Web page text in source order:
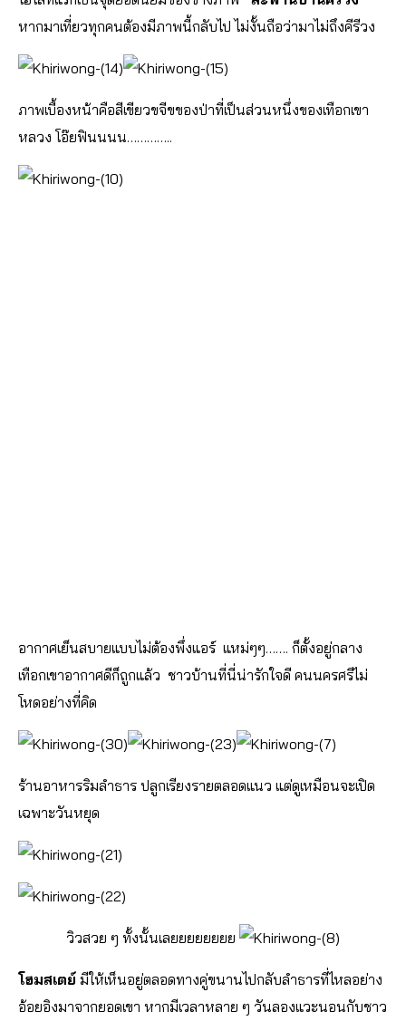
หากมาเที่ยวทุกคนต้องมีภาพนี้กลับไป ไม่งั้นถือว่ามาไม่ถึงคีรีวง
ภาพเบื้องหน้าคือสีเขียวขจีขของป่าที่เป็นส่วนหนึ่งของเทือกเขา
หลวง โอ๊ยฟินนนน…………..
อากาศเย็นสบายแบบไม่ต้องพึ่งแอร์ แหม่ๆๆ……. ก็ตั้งอยู่กลาง
เทือกเขาอากาศดีก็ถูกแล้ว ชาวบ้านที่นี่น่ารักใจดี คนนครศรีไม่
โหดอย่างที่คิด
ร้านอาหารริมลำธาร ปลูกเรียงรายตลอดแนว แต่ดูเหมือนจะเปิด
เฉพาะวันหยุด
วิวสวย ๆ ทั้งนั้นเลยยยยยยยย
โฮมสเตย์ มีให้เห็นอยู่ตลอดทางคู่ขนานไปกลับลำธารที่ไหลอย่าง
อ้อยอิงมาจากยอดเขา หากมีเวลาหลาย ๆ วันลองแวะนอนกับชาว